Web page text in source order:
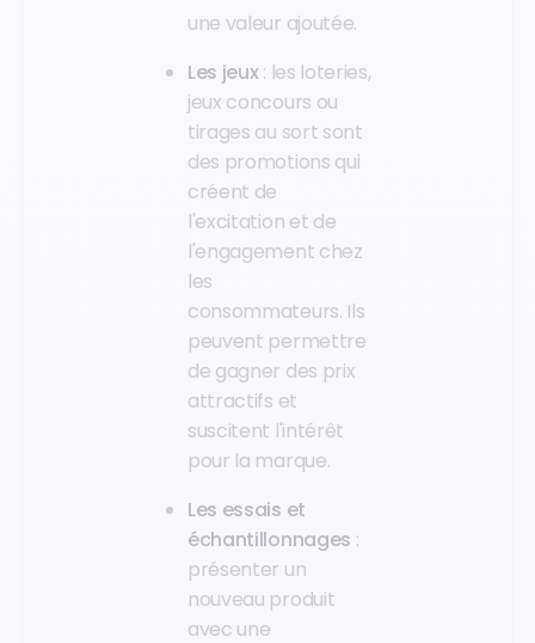
une valeur ajoutée.
Les jeux: les loteries,
jeux concours ou
tirages au sort sont
des promotions qui
créent de
l'excitation et de
l'engagement chez
les
consommateurs. Ils
peuvent permettre
de gagner des prix
attractifs et
suscitent l'intérêt
pour la marque.
Les essais et
échantillonnages :
présenter un
nouveau produit
avec une